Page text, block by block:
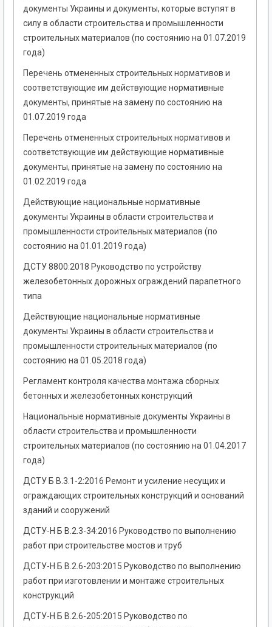
документы Украины и документы, которые вступят в
силу в области строительства и промышленности
строительных материалов (по состоянию на 01.07.2019
года)
Перечень отмененных строительных нормативов и
соответствующие им действующие нормативные
документы, принятые на замену по состоянию на
01.07.2019 года
Перечень отмененных строительных нормативов и
соответствующие им действующие нормативные
документы, принятые на замену по состоянию на
01.02.2019 года
Действующие национальные нормативные
документы Украины в области строительства и
промышленности строительных материалов (по
состоянию на 01.01.2019 года)
ДСТУ 8800:2018 Руководство по устройству
железобетонных дорожных ограждений парапетного
типа
Действующие национальные нормативные
документы Украины в области строительства и
промышленности строительных материалов (по
состоянию на 01.05.2018 года)
Регламент контроля качества монтажа сборных
бетонных и железобетонных конструкций
Национальные нормативные документы Украины в
области строительства и промышленности
строительных материалов (по состоянию на 01.04.2017
года)
ДСТУ Б В.3.1-2:2016 Ремонт и усиление несущих и
ограждающих строительных конструкций и оснований
зданий и сооружений
ДСТУ-Н Б В.2.3-34:2016 Руководство по выполнению
работ при строительстве мостов и труб
ДСТУ-Н Б В.2.6-203:2015 Руководство по выполнению
работ при изготовлении и монтаже строительных
конструкций
ДСТУ-Н Б В.2.6-205:2015 Руководство по